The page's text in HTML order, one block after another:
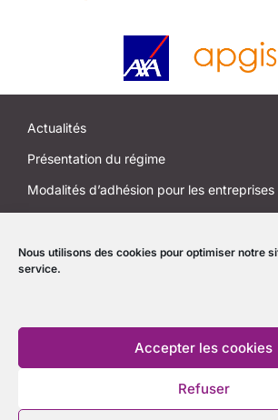
Nous utilisons des cookies pour optimiser notre
service.
Accepter les cookies
Refuser
Actualités
Présentation du régime
Modalités d’adhésion pour les entreprises
J’EM ma santé
Contactez-nous